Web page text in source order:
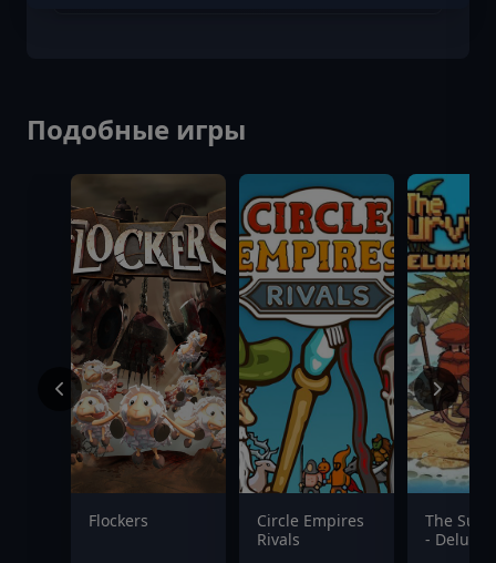
Подобные игры
Flockers
Circle Empires
Rivals
The
- Deluxe